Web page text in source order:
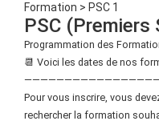
Formation > PSC 1
PSC (Premiers
Programmation des
📆 Voici les dates de nos
Pour vous inscrire, vous
rechercher la formation